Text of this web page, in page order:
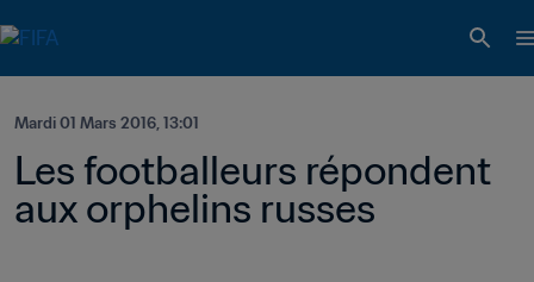
Mardi 01 Mars 2016, 13:01
Les footballeurs répondent
aux orphelins russes